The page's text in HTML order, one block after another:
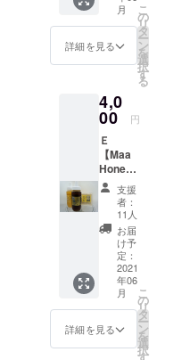
※定価
8,590円
（税・
IRE価格
の１
※国内発
送のみ
シャン
プー
は、
〔ラベ
〔イラ
ンイラ
ンブレ
ンド〕
〔サン
ダル
ウッド
ブレン
ド〕で
す。 ト
リート
メント
は、
〔ラベ
ダー〕
１種類
月
詳細を見る
こ
の
リ
タ
ー
ン
を
選
択
す
る
4,0
00 円
Ｅ
【Maa
Honey
のはち
みつ3本
セッ
ト】 ・
クロー
バーは
ちみつ
250ｇ
×1本 ・
ひまわ
りはち
みつ250
支援
者：
11人
お届
け予
定：
2021
年06
月
詳細を見る
こ
の
リ
タ
ー
ン
を
選
択